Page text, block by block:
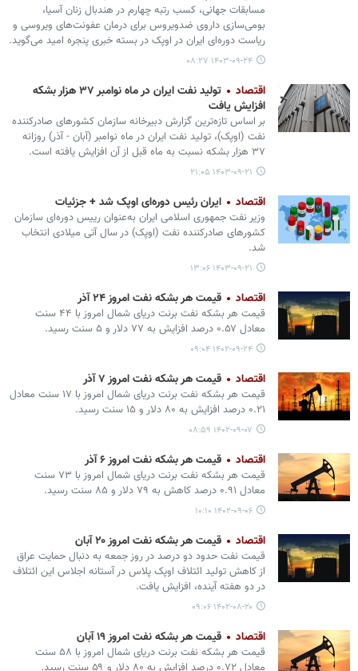
مسابقات جهانی، کسب رتبه چهارم در هندبال زنان آسیا،
بومی‌سازی داروی ضدویروس برای درمان عفونت‌های ویروسی و
ریاست دوره‌ای ایران در اوپک در بسته خبری پنجره امید می‌گوید.
۱۴۰۳-۰۹-۲۴ ۰۸:۲۷
اقتصاد
تولید نفت ایران در ماه نوامبر ۳۷ هزار بشکه‌
افزایش یافت
بر اساس تازه‌ترین گزارش دبیرخانه سازمان کشورهای صادرکننده
نفت (اوپک)، تولید نفت ایران در ماه نوامبر (آبان - آذر) روزانه
۳۷ هزار بشکه نسبت به ماه قبل از آن افزایش یافته است.
۱۴۰۳-۰۹-۲۱ ۲۱:۰۵
اقتصاد ایران رئیس دوره‌ای اوپک شد + جزئیات
وزیر نفت جمهوری اسلامی ایران به‌عنوان رییس دوره‌ای سازمان
کشورهای صادرکننده نفت (اوپک) در سال آتی میلادی انتخاب
شد.
۱۴۰۳-۰۹-۲۱ ۱۳:۰۶
اقتصاد قیمت هر بشکه نفت امروز ۲۴ آذر
قیمت هر بشکه نفت برنت دریای شمال امروز با ۴۴ سنت
معادل ۰.۵۷ درصد افزایش به ۷۷ دلار و ۵ سنت رسید.
۱۴۰۲-۰۹-۲۴ ۰۹:۰۴
اقتصاد قیمت هر بشکه نفت امروز ۷ آذر
قیمت هر بشکه نفت برنت دریای شمال امروز با ۱۷ سنت معادل
۰.۲۱ درصد افزایش به ۸۰ دلار و ۱۵ سنت رسید.
۱۴۰۲-۰۹-۰۷ ۰۸:۵۹
اقتصاد قیمت هر بشکه نفت امروز ۶ آذر
قیمت هر بشکه نفت برنت دریای شمال امروز با ۷۳ سنت
معادل ۰.۹۱ درصد کاهش به ۷۹ دلار و ۸۵ سنت رسید.
۱۴۰۲-۰۹-۰۶ ۱۰:۱۰
اقتصاد قیمت هر بشکه نفت امروز ۲۰ آبان
قیمت نفت حدود دو درصد در روز جمعه به دنبال حمایت عراق
از کاهش تولید ائتلاف اوپک پلاس در آستانه اجلاس این ائتلاف
در دو هفته آینده، افزایش یافت.
۱۴۰۲-۰۸-۲۰ ۰۹:۰۶
اقتصاد قیمت هر بشکه نفت امروز ۱۹ آبان
قیمت هر بشکه نفت برنت دریای شمال امروز با ۵۸ سنت
معادل ۰.۷۲ درصد افزایش به ۸۰ دلار و ۵۹ سنت رسید.